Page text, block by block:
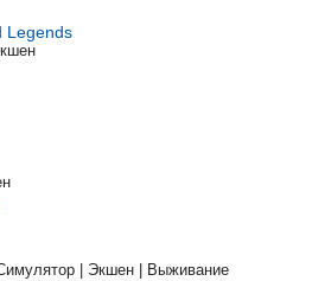
Legends
| Экшен | Выживание